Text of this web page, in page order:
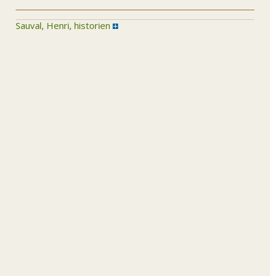
Sauval, Henri, historien